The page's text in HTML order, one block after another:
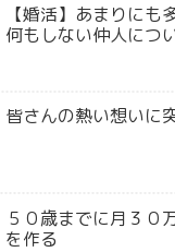
【婚活】あまりにも
何もしない仲人につ
皆さんの熱い想いに
５０歳までに月３０
を作る